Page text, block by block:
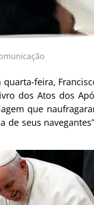
feira,
dos Atos dos
que
de seus